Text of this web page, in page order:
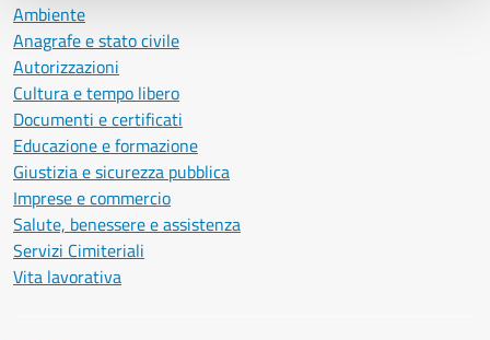
Ambiente
Anagrafe e stato civile
Autorizzazioni
Cultura e tempo libero
Documenti e certificati
Educazione e formazione
Giustizia e sicurezza pubblica
Imprese e commercio
Salute, benessere e assistenza
Servizi Cimiteriali
Vita lavorativa